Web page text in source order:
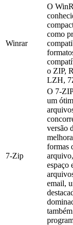
Winrar
O
como
o ZIP,
LZH,
7-Zip
O 7-
um
versão
formas
espaço
email,